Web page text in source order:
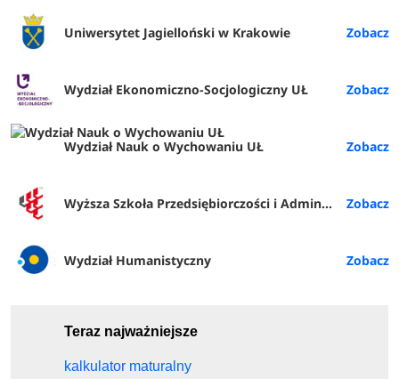
Uniwersytet Jagielloński w Krakowie
Wydział Ekonomiczno-Socjologiczny UŁ
Wydział Nauk o Wychowaniu UŁ
Wyższa Szkoła Przedsiębiorczości i Administracji w Lublinie
Wydział Humanistyczny
Teraz najważniejsze
kalkulator maturalny